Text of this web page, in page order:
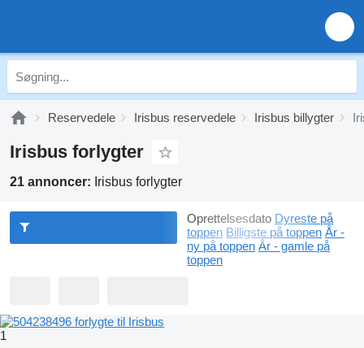
Reservedele Irisbus reservedele Irisbus billygter
Irisbus forlygter
21 annoncer: Irisbus forlygter
Oprettelsesdato Dyreste på
toppen Billigste på toppen År -
ny på toppen År - gamle på
toppen
1